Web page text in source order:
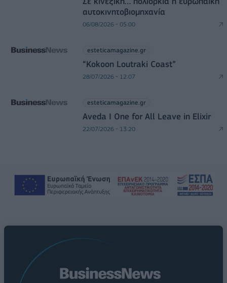
αυτοκινητοβιομηχανία
06/08/2026 - 05:00
esteticamagazine.gr
“Kokoon Loutraki Coast”
28/07/2026 - 12:07
esteticamagazine.gr
Aveda I One for All Leave in Elixir
22/07/2026 - 13:20